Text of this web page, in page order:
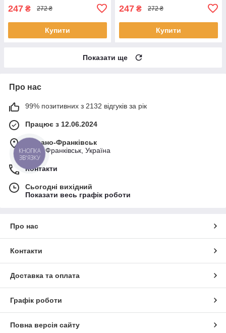
247 ₴ 272 ₴
Купити
247 ₴ 272 ₴
Купити
Показати ще
Про нас
99% позитивних з 2132 відгуків за рік
Працює з 12.06.2024
м. Івано-Франківськ
Івано-Франківськ, Україна
Контакти
Сьогодні вихідний
Показати весь графік роботи
Про нас
Контакти
Доставка та оплата
Графік роботи
Повна версія сайту
КНОПКА
ЗВ'ЯЗКУ